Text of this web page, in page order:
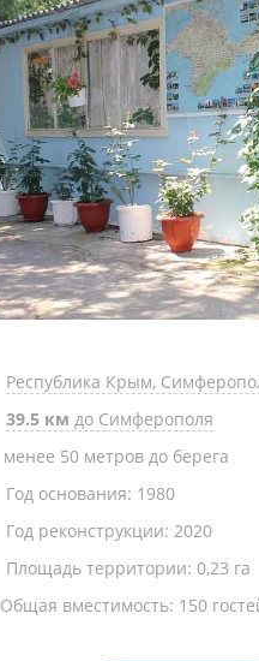
Республика Крым,
39.5 км до Симферополя
менее 50 метров до берега
Год основания: 1980
Год реконструкции: 2020
Площадь территории: 0,23 га
Общая вместимость: 150